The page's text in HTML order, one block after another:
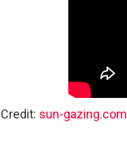
Credit: sun-gazing.com